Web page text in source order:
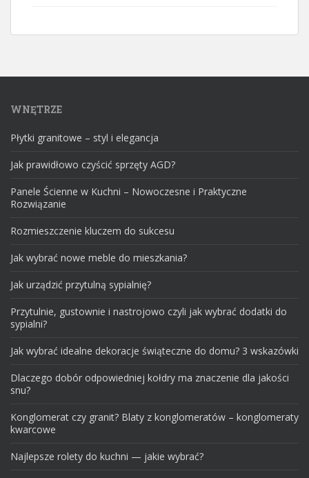
WNĘTRZE
Płytki granitowe – styl i elegancja
Jak prawidłowo czyścić sprzęty AGD?
Panele Ścienne w Kuchni – Nowoczesne i Praktyczne
Rozwiązanie
Rozmieszczenie kluczem do sukcesu
Jak wybrać nowe meble do mieszkania?
Jak urządzić przytulną sypialnię?
Przytulnie, gustownie i nastrojowo czyli jak wybrać dodatki do
sypialni?
Jak wybrać idealne dekoracje świąteczne do domu? 3 wskazówki
Dlaczego dobór odpowiedniej kołdry ma znaczenie dla jakości
snu?
Konglomerat czy granit? Blaty z konglomeratów – konglomeraty
kwarcowe
Najlepsze rolety do kuchni — jakie wybrać?